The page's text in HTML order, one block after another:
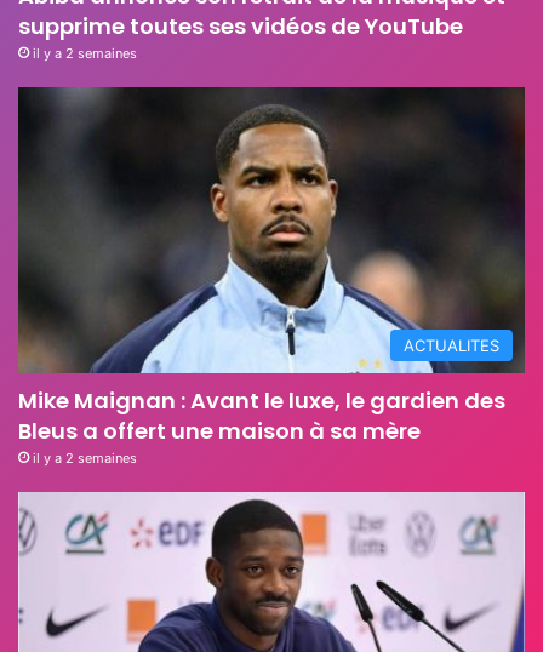
supprime toutes ses vidéos de YouTube
il y a 2 semaines
ACTUALITES
Mike Maignan : Avant le luxe, le gardien des
Bleus a offert une maison à sa mère
il y a 2 semaines